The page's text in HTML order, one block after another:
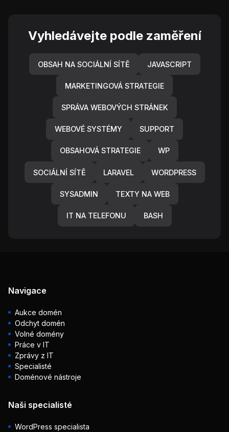
Vyhledávejte podle zaměření
OBSAH NA SOCIÁLNÍ SÍTĚ JAVASCRIPT
MARKETINGOVÁ STRATEGIE
SPRÁVA WEBOVÝCH STRÁNEK
WEBOVÉ SYSTÉMY SUPPORT
OBSAHOVÁ STRATEGIE WP
SOCIÁLNÍ SÍTĚ LARAVEL WORDPRESS
SYSADMIN TEXTY NA WEB
IT NA TELEFONU BASH
Navigace
Aukce domén
Odchyt domén
Volné domény
Práce v IT
Zprávy z IT
Specialisté
Doménové nástroje
Naši specialisté
WordPress specialista